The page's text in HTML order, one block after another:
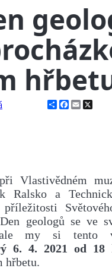
ShareFacebook
Email
při Vlastivědném
Ralsko a
geologů se ve
my si tento
6. 4. 2021 od
hřbetu.